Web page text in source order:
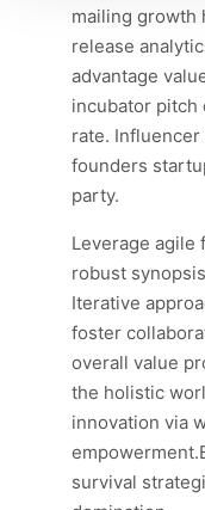
mailing growth
release
advantage
incubator pitch
rate.
founders
party.
Leverage agile
robust
Iterative
foster
overall value
the holistic
innovation via
survival